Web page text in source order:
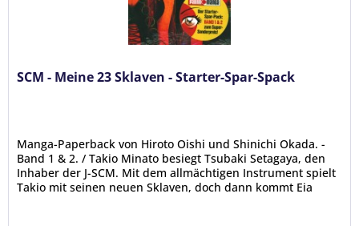
SCM - Meine 23 Sklaven - Starter-Spar-Spack
Manga-Paperback von Hiroto Oishi und Shinichi Okada. -
Band 1 & 2. / Takio Minato besiegt Tsubaki Setagaya, den
Inhaber der J-SCM. Mit dem allmächtigen Instrument spielt
Takio mit seinen neuen Sklaven, doch dann kommt Eia